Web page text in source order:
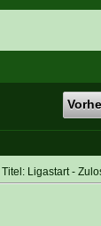
Ligastart -